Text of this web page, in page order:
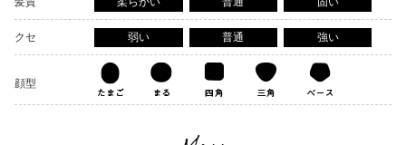
クセ 弱い 普通 強い
顔型